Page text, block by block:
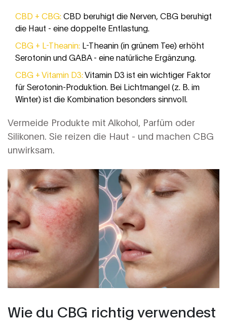
CBD + CBG:CBD beruhigt die Nerven, CBG beruhigt
die Haut - eine doppelte Entlastung.
CBG + L-Theanin: L-Theanin (in grünem Tee) erhöht
Serotonin und GABA - eine natürliche Ergänzung.
CBG + Vitamin D3:Vitamin D3 ist ein wichtiger Faktor
für Serotonin-Produktion. Bei Lichtmangel (z. B. im
Winter) ist die Kombination besonders sinnvoll.
Vermeide Produkte mit Alkohol, Parfüm oder
Silikonen. Sie reizen die Haut - und machen CBG
unwirksam.
Wie du CBG richtig verwendest